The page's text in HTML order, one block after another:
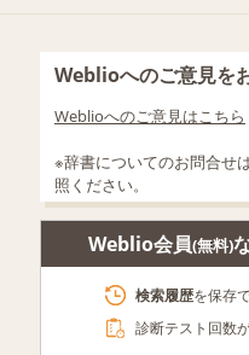
Weblioへのご意見を
Weblioへのご意見はこちら
※辞書についてのお問合せ
照ください。
Weblio会員(無料)
検索履歴を保存
診断テスト回数